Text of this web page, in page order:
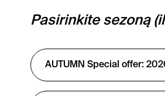
Pasirinkite sezoną
AUTUMN Special offer: